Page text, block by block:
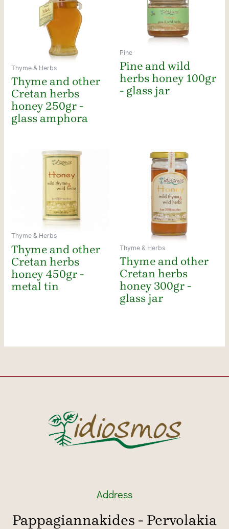
Thyme & Herbs
Thyme and other
Cretan herbs
honey 250gr -
glass amphora
Pine
Pine and wild
herbs honey 100gr
- glass jar
Thyme & Herbs
Thyme and other
Cretan herbs
honey 450gr -
metal tin
Thyme & Herbs
Thyme and other
Cretan herbs
honey 300gr -
glass jar
Address
Pappagiannakides - Pervolakia